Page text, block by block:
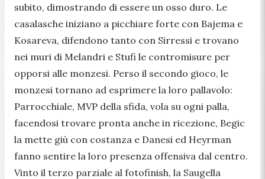
subito, dimostrando di essere un osso duro. Le
casalasche iniziano a picchiare forte con Bajema e
Kosareva, difendono tanto con Sirressi e trovano
nei muri di Melandri e Stufi le contromisure per
opporsi alle monzesi. Perso il secondo gioco, le
monzesi tornano ad esprimere la loro pallavolo:
Parrocchiale, MVP della sfida, vola su ogni palla,
facendosi trovare pronta anche in ricezione, Begic
la mette giù con costanza e Danesi ed Heyrman
fanno sentire la loro presenza offensiva dal centro.
Vinto il terzo parziale al fotofinish, la Saugella